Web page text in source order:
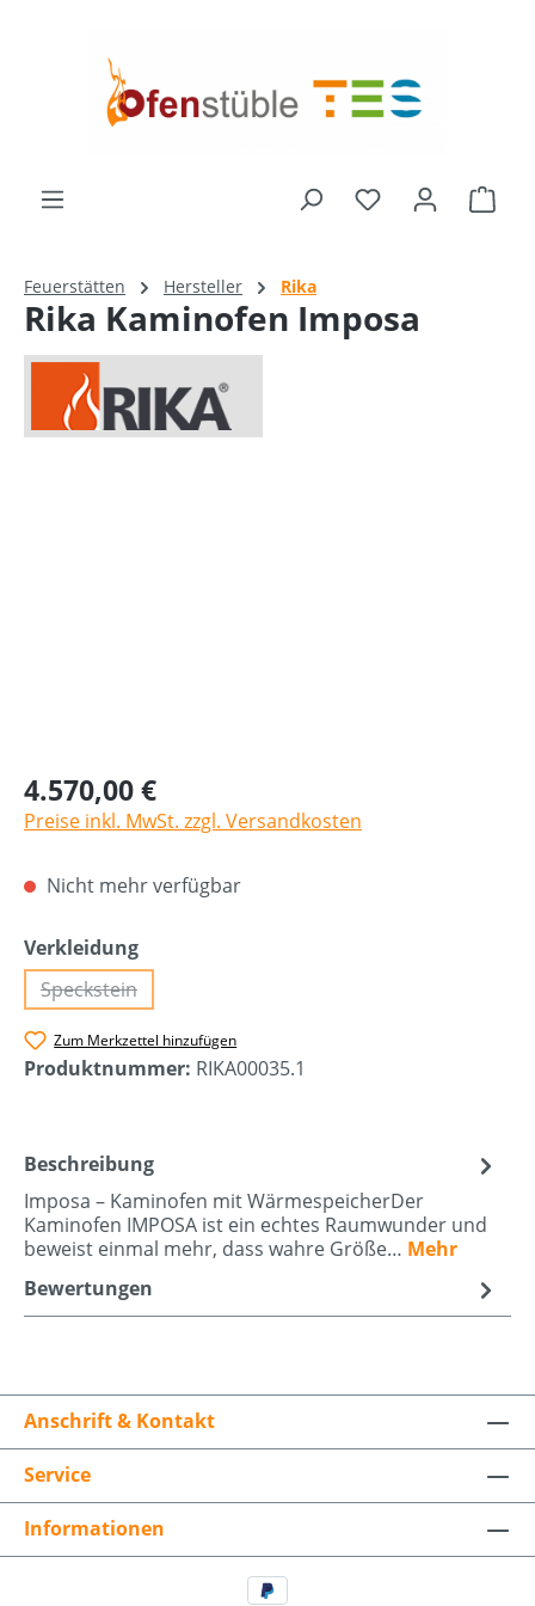
Du hast 0
Feuerstätten Hersteller Rika
Rika Kaminofen Imposa
4.570,00 €
Preise inkl. MwSt. zzgl. Versandkosten
Nicht mehr verfügbar
Verkleidungauswählen
Speckstein(Diese Option ist zurzeit nicht verfügbar.)
Zum Merkzettel hinzufügen
Produktnummer: RIKA00035.1
Beschreibung
Imposa – Kaminofen mit WärmespeicherDer
Kaminofen IMPOSA ist ein echtes Raumwunder und
beweist einmal mehr, dass wahre Größe… Mehr
Bewertungen
Anschrift & Kontakt
Service
Informationen